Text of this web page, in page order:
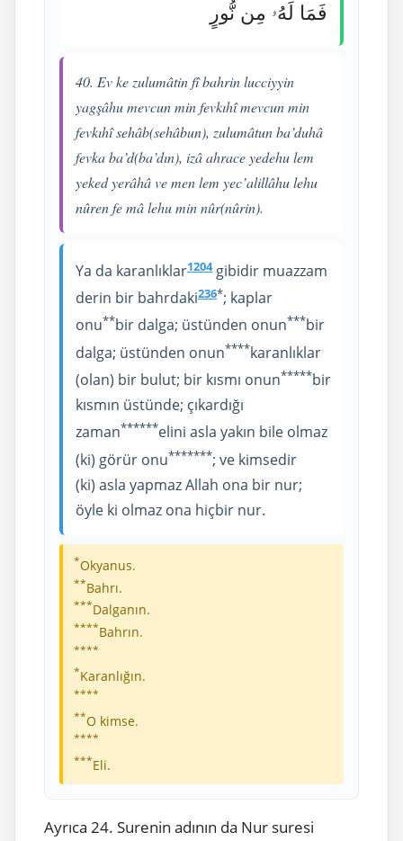
فَمَا لَهُۥ مِن نُّورٍ
40. Ev ke zulumâtin fî bahrin lucciyyin
yagşâhu mevcun min fevkıhî mevcun min
fevkıhî sehâb(sehâbun), zulumâtun ba’duhâ
fevka ba’d(ba’dın), izâ ahrace yedehu lem
yeked yerâhâ ve men lem yec’alillâhu lehu
nûren fe mâ lehu min nûr(nûrin).
Ya da karanlıklar1204gibidir muazzam
derin bir bahrdaki236*; kaplar
onu**bir dalga; üstünden onun***bir
dalga; üstünden onun****karanlıklar
(olan) bir bulut; bir kısmı onun*****bir
kısmın üstünde; çıkardığı
zaman******elini asla yakın bile olmaz
(ki) görür onu*******; ve kimsedir
(ki) asla yapmaz Allah ona bir nur;
öyle ki olmaz ona hiçbir nur.
*Okyanus.
**Bahrı.
***Dalganın.
****Bahrın.
****
*Karanlığın.
****
**O kimse.
****
***Eli.
Ayrıca 24. Surenin adının da Nur suresi